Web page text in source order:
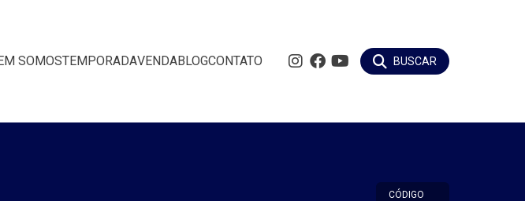
SOMOSTEMPORADAVENDABLOGCONTATO BUSCAR
CÓDIGO